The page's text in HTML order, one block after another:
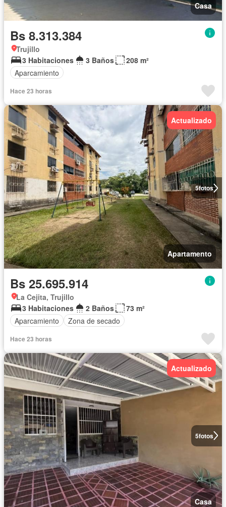
Casa
Bs 8.313.384
Trujillo
3 Habitaciones
3 Baños
208 m²
Aparcamiento
Hace 23 horas
5fotos
Actualizado
Apartamento
Bs 25.695.914
La Cejita, Trujillo
3 Habitaciones
2 Baños
73 m²
Aparcamiento
Zona de secado
Hace 23 horas
5fotos
Actualizado
Casa